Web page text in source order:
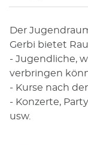
Der
Gerbi bietet
- Jugendliche,
verbringen
- Kurse nach
- Konzerte,
usw.